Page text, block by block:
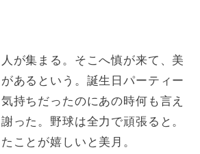
が集まる。そこへ慎が来て、美
あるという。誕生日パーティー
持ちだったのにあの時何も言え
った。野球は全力で頑張ると。
ことが嬉しいと美月。